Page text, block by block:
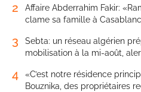
2
Affaire Abderrahim Fakir:
clame sa famille à
3
Sebta: un réseau algérien
mobilisation à la mi-août,
4
«C’est notre résidence
Bouznika, des propriétaires